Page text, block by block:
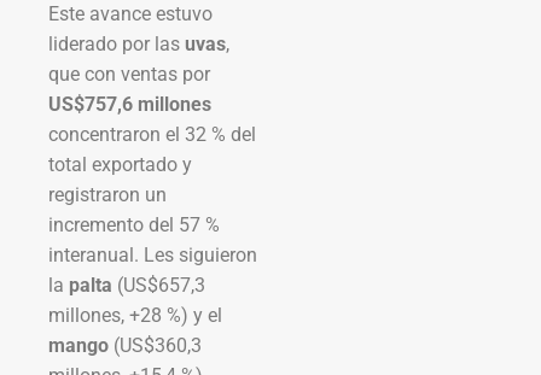
Este avance estuvo
liderado por las uvas,
que con ventas por
US$757,6 millones
concentraron el 32 % del
total exportado y
registraron un
incremento del 57 %
interanual. Les siguieron
la palta (US$657,3
millones, +28 %) y el
mango (US$360,3